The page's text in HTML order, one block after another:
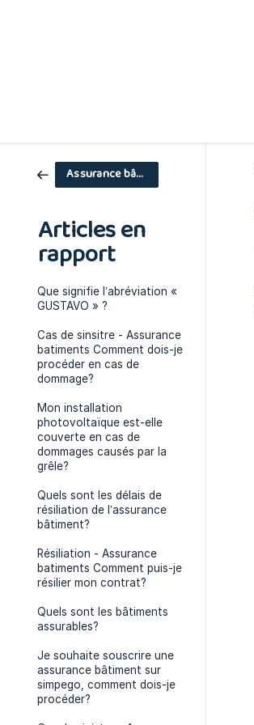
Assurance bâtiments
Articles en
rapport
Que signifie l’abréviation «
GUSTAVO » ?
Cas de sinsitre - Assurance
batiments Comment dois-je
procéder en cas de
dommage?
Mon installation
photovoltaïque est-elle
couverte en cas de
dommages causés par la
grêle?
Quels sont les délais de
résiliation de l’assurance
bâtiment?
Résiliation - Assurance
batiments Comment puis-je
résilier mon contrat?
Quels sont les bâtiments
assurables?
Je souhaite souscrire une
assurance bâtiment sur
simpego, comment dois-je
procéder?